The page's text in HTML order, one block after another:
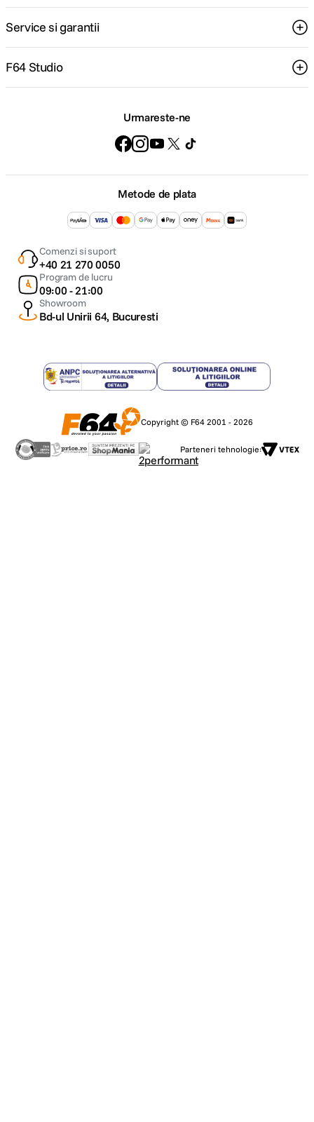
Service si garantii
F64 Studio
Urmareste-ne
Metode de plata
Comenzi si suport
+40 21 270 0050
Program de lucru
09:00 - 21:00
Showroom
Bd-ul Unirii 64, Bucuresti
Copyright © F64 2001 - 2026
Parteneri tehnologie: